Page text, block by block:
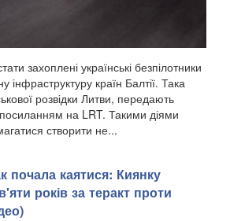
захоплені українські безпілотники
інфраструктуру країн Балтії. Така
розвідки Литви, передають
посиланням на LRT. Такими діями
створити не...
почала каятися: Киянку
років за теракт проти